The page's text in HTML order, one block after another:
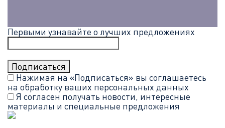
Первыми узнавайте о лучших предложениях
Нажимая на «Подписаться» вы соглашаетесь
на обработку ваших персональных данных
Я согласен получать новости, интересные
материалы и специальные предложения